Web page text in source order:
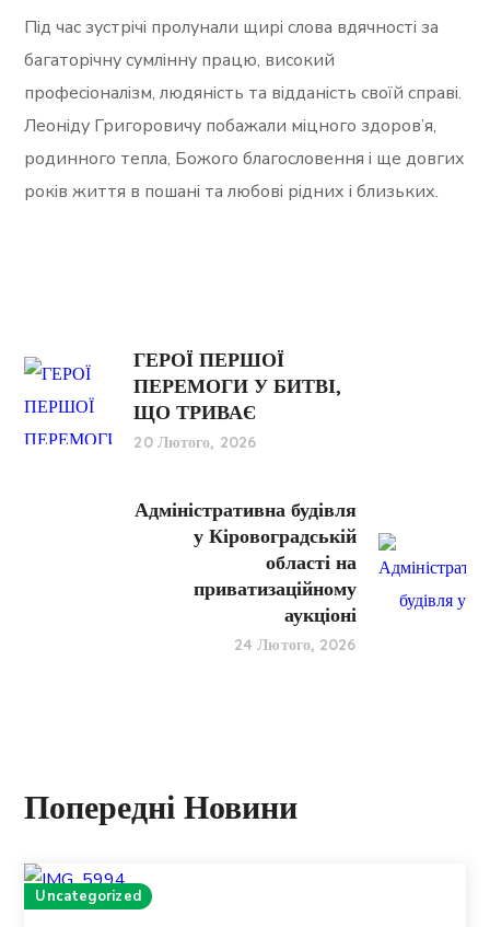
Під час зустрічі пролунали щирі слова вдячності за
багаторічну сумлінну працю, високий
професіоналізм, людяність та відданість своїй справі.
Леоніду Григоровичу побажали міцного здоров’я,
родинного тепла, Божого благословення і ще довгих
років життя в пошані та любові рідних і близьких.
ГЕРОЇ ПЕРШОЇ
ПЕРЕМОГИ У БИТВІ,
ЩО ТРИВАЄ
20 Лютого, 2026
Адміністративна будівля
у Кіровоградській
області на
приватизаційному
аукціоні
24 Лютого, 2026
Попередні Новини
Uncategorized